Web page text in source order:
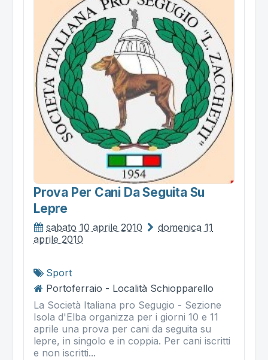
Prova Per Cani Da Seguita Su
Lepre
sabato 10 aprile 2010
domenica 11
aprile 2010
Sport
Portoferraio - Località Schiopparello
La Società Italiana pro Segugio - Sezione
Isola d'Elba organizza per i giorni 10 e 11
aprile una prova per cani da seguita su
lepre, in singolo e in coppia. Per cani iscritti
e non iscritti...